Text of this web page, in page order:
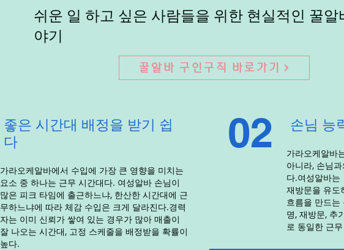
쉬운 일 하고 싶은 사람들을 위한 현실적인 꿀알
야기
꿀알바 구인구직 바로가기
좋은 시간대 배정을 받기 쉽
다
가라오케알바에서 수입에 가장 큰 영향을 미치는
요소 중 하나는 근무 시간대다. 여성알바 손님이
많은 피크 타임에 출근하느냐, 한산한 시간대에 근
무하느냐에 따라 체감 수입은 크게 달라진다.경력
자는 이미 신뢰가 쌓여 있는 경우가 많아 매출이
잘 나오는 시간대, 고정 스케줄을 배정받을 확률이
높다.
02 손님 능
가라오케알바
아니라, 손님
다.여성알바
재방문을 유도
흐름을 만드는
명, 재방문, 추
로 동일한 근